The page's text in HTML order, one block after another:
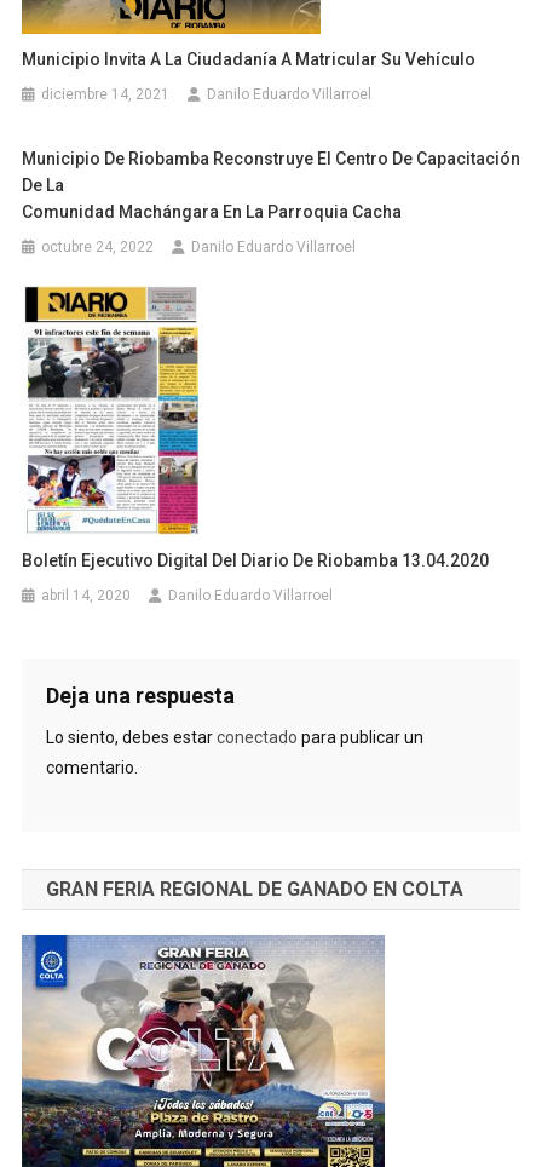
Municipio Invita A La Ciudadanía A Matricular Su Vehículo
diciembre 14, 2021 Danilo Eduardo Villarroel
Municipio De Riobamba Reconstruye El Centro De Capacitación
De La
Comunidad Machángara En La Parroquia Cacha
octubre 24, 2022 Danilo Eduardo Villarroel
Boletín Ejecutivo Digital Del Diario De Riobamba 13.04.2020
abril 14, 2020 Danilo Eduardo Villarroel
Deja una respuesta
Lo siento, debes estarconectado para publicar un
comentario.
GRAN FERIA REGIONAL DE GANADO EN COLTA